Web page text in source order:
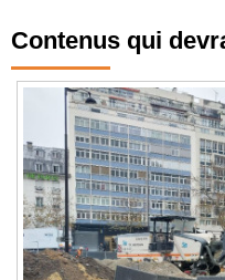
Contenus qui